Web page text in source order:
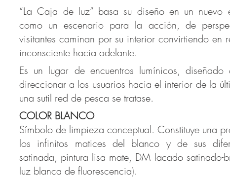
“La Caja de luz” basa su diseño en un nuevo
como un escenario para la acción, de
visitantes caminan por su interior convirtiendo en
inconsciente hacia adelante.
Es un lugar de encuentros lumínicos,
direccionar a los usuarios hacia el interior de la
una sutil red de pesca se tratase.
COLOR BLANCO
Símbolo de limpieza conceptual. Constituye una
los infinitos matices del blanco y de sus
satinada, pintura lisa mate, DM lacado satinado-
luz blanca de fluorescencia).